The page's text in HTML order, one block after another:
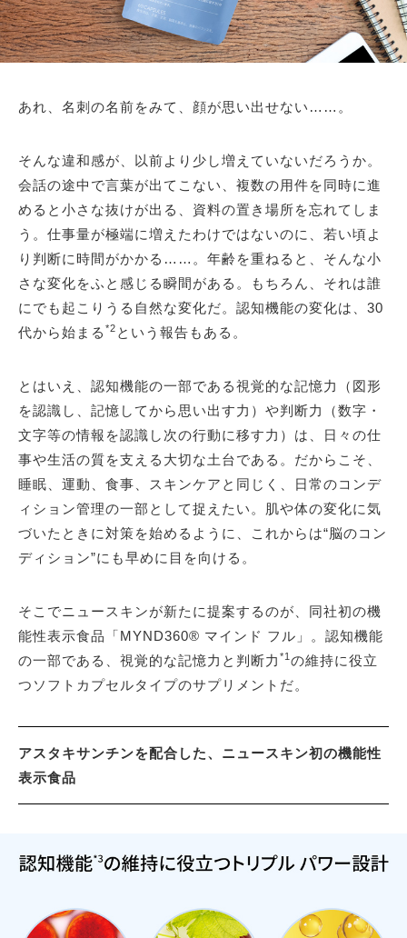
あれ、名刺の名前をみて、顔が思い出せない……。
そんな違和感が、以前より少し増えていないだろうか。
会話の途中で言葉が出てこない、複数の用件を同時に進
めると小さな抜けが出る、資料の置き場所を忘れてしま
う。仕事量が極端に増えたわけではないのに、若い頃よ
り判断に時間がかかる……。年齢を重ねると、そんな小
さな変化をふと感じる瞬間がある。もちろん、それは誰
にでも起こりうる自然な変化だ。認知機能の変化は、30
代から始まる *2 という報告もある。
とはいえ、認知機能の一部である視覚的な記憶力（図形
を認識し、記憶してから思い出す力）や判断力（数字・
文字等の情報を認識し次の行動に移す力）は、日々の仕
事や生活の質を支える大切な土台である。だからこそ、
睡眠、運動、食事、スキンケアと同じく、日常のコンデ
ィション管理の一部として捉えたい。肌や体の変化に気
づいたときに対策を始めるように、これからは“脳のコン
ディション”にも早めに目を向ける。
そこでニュースキンが新たに提案するのが、同社初の機
能性表示食品「MYND360® マインド フル」。認知機能
の一部である、視覚的な記憶力と判断力 *1 の維持に役立
つソフトカプセルタイプのサプリメントだ。
アスタキサンチンを配合した、ニュースキン初の機能性
表示食品